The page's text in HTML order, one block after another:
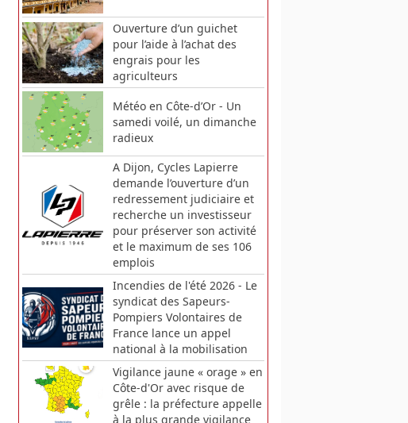
Ouverture d’un guichet
pour l’aide à l’achat des
engrais pour les
agriculteurs
Météo en Côte-d’Or - Un
samedi voilé, un dimanche
radieux
A Dijon, Cycles Lapierre
demande l’ouverture d’un
redressement judiciaire et
recherche un investisseur
pour préserver son activité
et le maximum de ses 106
emplois
Incendies de l'été 2026 - Le
syndicat des Sapeurs-
Pompiers Volontaires de
France lance un appel
national à la mobilisation
Vigilance jaune « orage » en
Côte-d'Or avec risque de
grêle : la préfecture appelle
à la plus grande vigilance